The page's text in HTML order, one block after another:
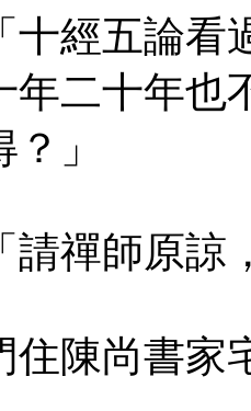
五論看
年二十年也
」
禪師原諒
陳尚書家